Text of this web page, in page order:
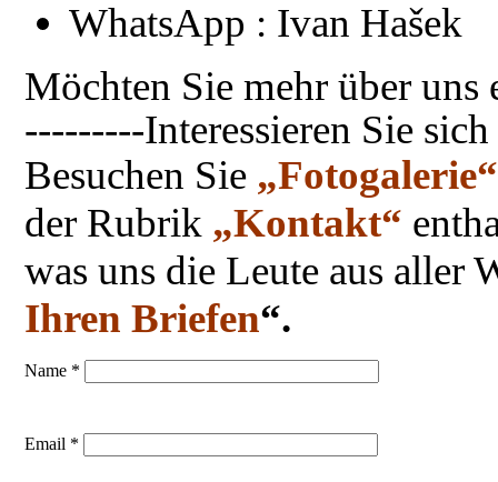
WhatsApp : Ivan Hašek
Möchten Sie mehr über uns
---------Interessieren Sie
Besuchen Sie
der Rubrik „Kontakt“
was uns die Leute aus aller
Ihren Briefen“.
Name *
Email *